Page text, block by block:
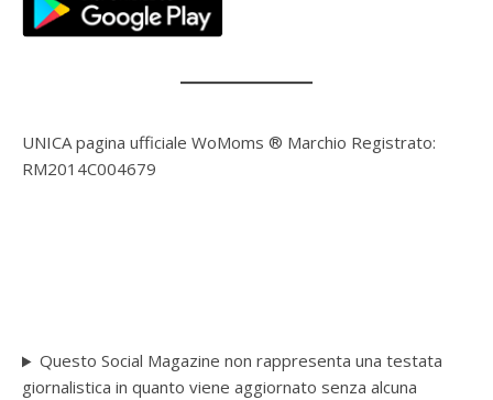
UNICA pagina ufficiale WoMoms ® Marchio Registrato:
RM2014C004679
Questo Social Magazine non rappresenta una testata
giornalistica in quanto viene aggiornato senza alcuna